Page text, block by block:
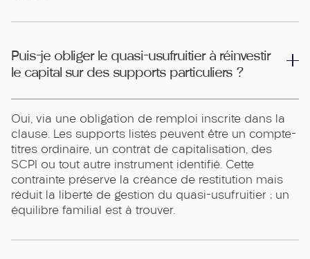
Puis-je obliger le quasi-usufruitier à réinvestir
le capital sur des supports particuliers ?
Oui, via une obligation de remploi inscrite dans la
clause. Les supports listés peuvent être un compte-
titres ordinaire, un contrat de capitalisation, des
SCPI ou tout autre instrument identifié. Cette
contrainte préserve la créance de restitution mais
réduit la liberté de gestion du quasi-usufruitier ; un
équilibre familial est à trouver.